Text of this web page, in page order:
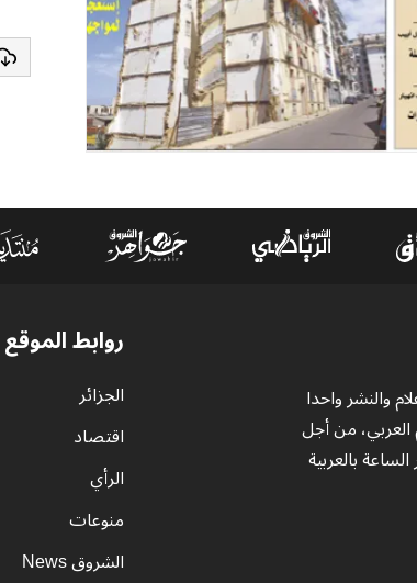
والنشر واحدا
العربي، من أجل
بالعربية
روابط الموقع
الجزائر
اقتصاد
الرأي
منوعات
الشروق News